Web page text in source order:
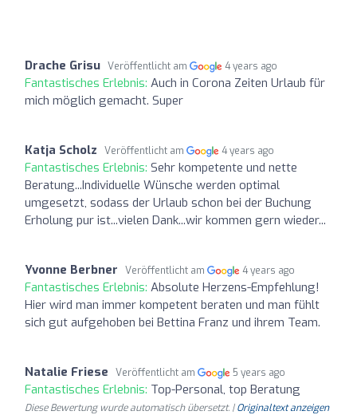
Drache Grisu Veröffentlicht am 4 years ago
Fantastisches Erlebnis: Auch in Corona Zeiten Urlaub für
mich möglich gemacht. Super
Katja Scholz Veröffentlicht am 4 years ago
Fantastisches Erlebnis: Sehr kompetente und nette
Beratung...Individuelle Wünsche werden optimal
umgesetzt, sodass der Urlaub schon bei der Buchung
Erholung pur ist...vielen Dank...wir kommen gern wieder...
Yvonne Berbner Veröffentlicht am 4 years ago
Fantastisches Erlebnis: Absolute Herzens-Empfehlung!
Hier wird man immer kompetent beraten und man fühlt
sich gut aufgehoben bei Bettina Franz und ihrem Team.
Natalie Friese Veröffentlicht am 5 years ago
Fantastisches Erlebnis: Top-Personal, top Beratung
Diese Bewertung wurde automatisch übersetzt. |Originaltext anzeigen